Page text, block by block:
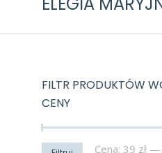
FILTR PRODUKTÓW
CENY
Cena: 39 zł —